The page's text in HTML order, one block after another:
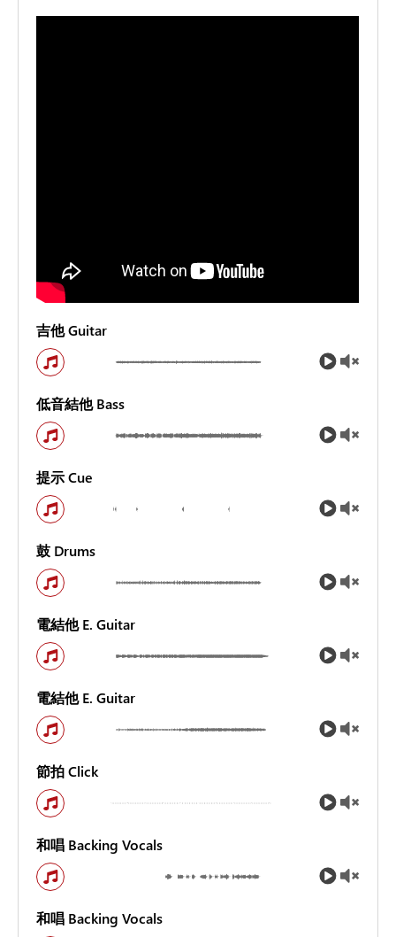
吉他 Guitar
低音結他 Bass
提示 Cue
鼓 Drums
電結他 E. Guitar
電結他 E. Guitar
節拍 Click
和唱 Backing Vocals
和唱 Backing Vocals